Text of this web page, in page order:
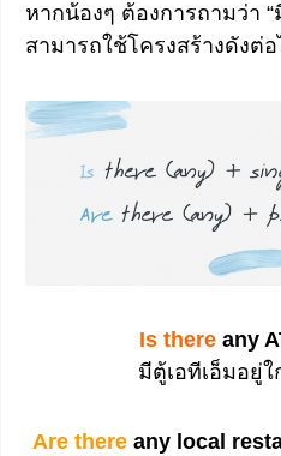
หากน้องๆ ต้องการถามว่า
สามารถใช้โครงสร้างดังต่
Is thereany
มีตู้เอทีเอ็มอยู่
Are there any local